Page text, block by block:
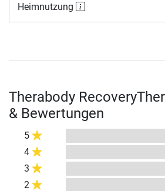
Heimnutzung
Therabody
& Bewertungen
5
4
3
2